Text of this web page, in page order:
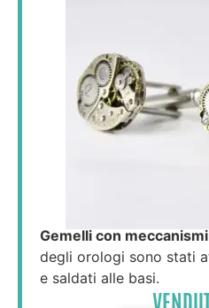
Gemelli con meccanismi
degli orologi sono stati
e saldati alle basi.